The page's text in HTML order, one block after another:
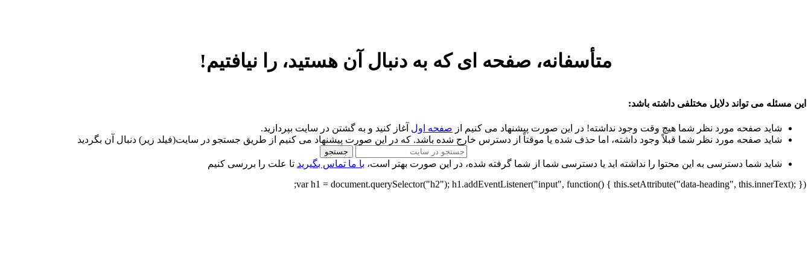
متأسفانه، صفحه ای که به دنبال آن هستید، را نیافتیم!
این مسئله می تواند دلایل مختلفی داشته باشد:
شاید صفحه مورد نظر شما هیچ وقت وجود نداشته! در این صورت پیشنهاد می کنیم از صفحه اول آغاز کنید و به گشتن در سایت بپردازید.
شاید صفحه مورد نظر شما قبلاً وجود داشته، اما حذف شده یا موقتاً از دسترس خارج شده باشد. که در این صورت پیشنهاد می کنیم از طریق جستجو در سایت(فیلد زیر) دنبال آن بگردید
جستجو
شاید شما دسترسی به این محتوا را نداشته اید یا دسترسی شما از شما گرفته شده، در این صورت بهتر است، با ما تماس بگیرید تا علت را بررسی کنیم
var h1 = document.querySelector("h2"); h1.addEventListener("input", function() { this.setAttribute("data-heading", this.innerText); });